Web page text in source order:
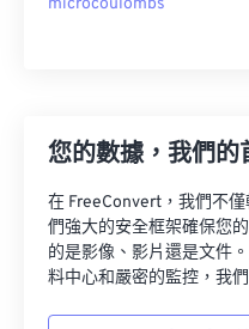
microcoulombs
您的數據，我們的
在 FreeConvert，我們不
們強大的安全框架確保您
的是影像、影片還是文件
料中心和嚴密的監控，我